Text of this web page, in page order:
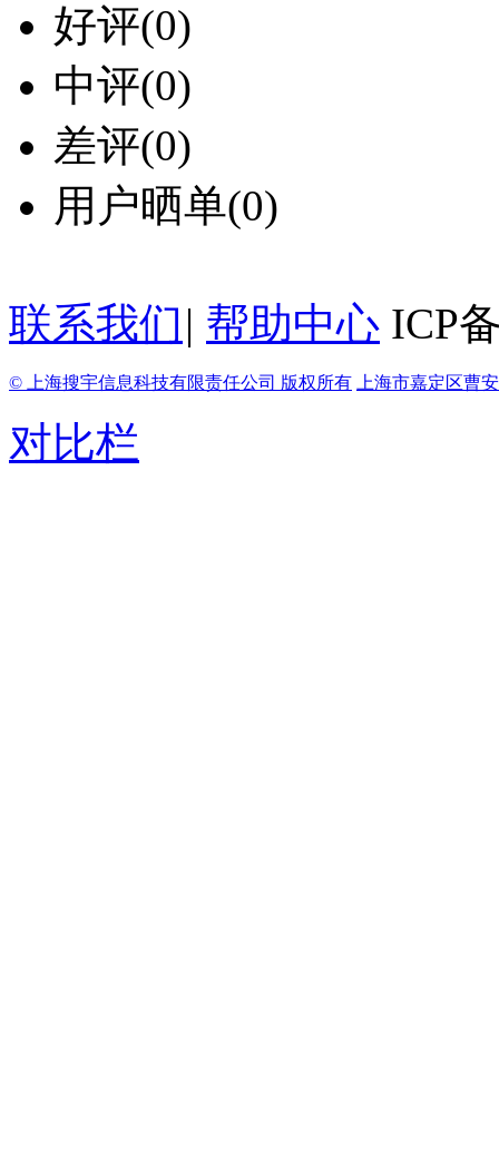
好评(0)
中评(0)
差评(0)
用户晒单(0)
联系我们 | 帮助中心 ICP
© 上海搜宇信息科技有限责任公司 版权所有 上海市嘉定区曹
对比栏